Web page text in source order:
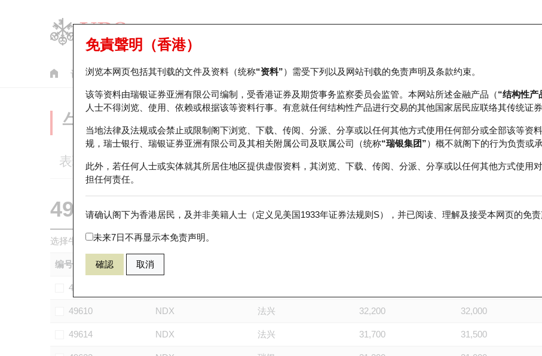
认股证 牛熊证 美股指数产品 轮证市场统计 正股数据及市场统计 瑞银轮证教室
免責聲明（香港）
浏览本网页包括其刊载的文件及资料（统称“资料”）需受下列以及网站刊载的免责声明及条款约束。
该等资料由瑞银证券亚洲有限公司编制，受香港证券及期货事务监察委员会监管。本网站所述金融产品（“结构性产
人士不得浏览、使用、依赖或根据该等资料行事。有意就任何结构性产品进行交易的其他国家居民应联络其传统证券
当地法律及法规或会禁止或限制阁下浏览、下载、传阅、分派、分享或以任何其他方式使用任何部分或全部该等资
规，瑞士银行、瑞银证券亚洲有限公司及其相关附属公司及联属公司（统称“瑞银集团”）概不就阁下的行为负责或
此外，若任何人士或实体就其所居住地区提供虚假资料，其浏览、下载、传阅、分派、分享或以任何其他方式使用
担任何责任。
请确认阁下为香港居民，及并非美籍人士（定义见美国1933年证券法规则S），并已阅读、理解及接受本网页的免
未来7日不再显示本免责声明。
確認 取消
牛熊证分析仪
表现 街货统计 比较
49624 瑞银熊证 NDX 纳斯达克100指数
选择牛熊证作比较 *你可以选择最多五只牛熊证
编号
49603
49610 NDX 法兴 32,200 32,000
49614 NDX 法兴 31,700 31,500